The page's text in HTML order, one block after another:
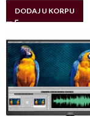
DODAJ U KORPU